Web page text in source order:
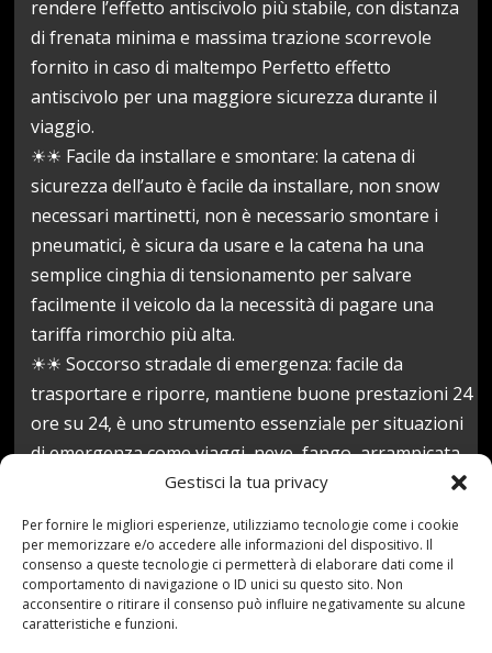
Gestisci la tua privacy
Per fornire le migliori esperienze, utilizziamo tecnologie come i cookie
per memorizzare e/o accedere alle informazioni del dispositivo. Il
consenso a queste tecnologie ci permetterà di elaborare dati come il
comportamento di navigazione o ID unici su questo sito. Non
acconsentire o ritirare il consenso può influire negativamente su alcune
caratteristiche e funzioni.
rendere l’effetto antiscivolo più stabile, con distanza
di frenata minima e massima trazione scorrevole
fornito in caso di maltempo Perfetto effetto
antiscivolo per una maggiore sicurezza durante il
viaggio.
☀☀ Facile da installare e smontare: la catena di
sicurezza dell’auto è facile da installare, non snow
necessari martinetti, non è necessario smontare i
pneumatici, è sicura da usare e la catena ha una
semplice cinghia di tensionamento per salvare
facilmente il veicolo da la necessità di pagare una
tariffa rimorchio più alta.
☀☀ Soccorso stradale di emergenza: facile da
trasportare e riporre, mantiene buone prestazioni 24
ore su 24, è uno strumento essenziale per situazioni
di emergenza come viaggi, neve, fango, arrampicata,
ghiaccio, ecc. È adatto per la maggior parte dei
Prezzo:23,44 €
(alla data del Jul 22, 2021 15:02:06 UTC – Dettagli)